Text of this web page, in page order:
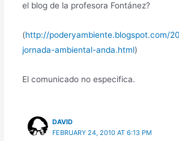
el blog de la profesora Fontánez?
(http://poderyambiente.blogspot.com/
jornada-ambiental-anda.html)
El comunicado no especifica.
DAVID
FEBRUARY 24, 2010 AT 6:13 PM